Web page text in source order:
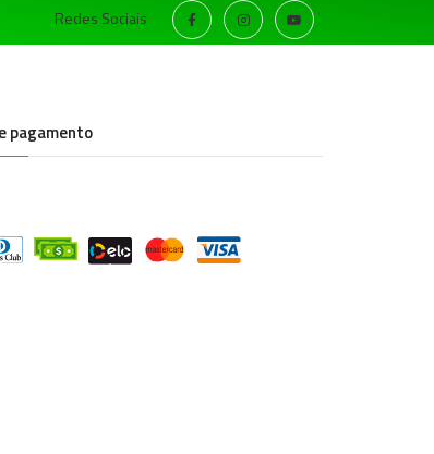
Redes Sociais
pagamento